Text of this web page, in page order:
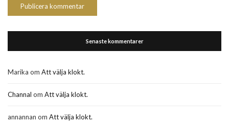
Senaste kommentarer
Marika om Att välja klokt.
Channal om Att välja klokt.
annannan om Att välja klokt.